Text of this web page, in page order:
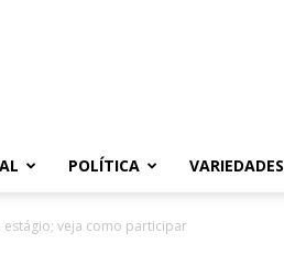
POLÍTICA VARIEDADES
veja como participar